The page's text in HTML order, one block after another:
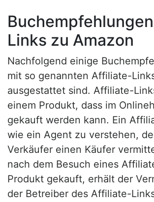
Links zu Amazon
Nachfolgend einige
mit so genannten Affiliate-
ausgestattet sind. Affiliate-
einem Produkt, dass im
gekauft werden kann. Ein
wie ein Agent zu verstehen,
Verkäufer einen Käufer
nach dem Besuch eines
Produkt gekauft, erhält der
der Betreiber des Affiliate-